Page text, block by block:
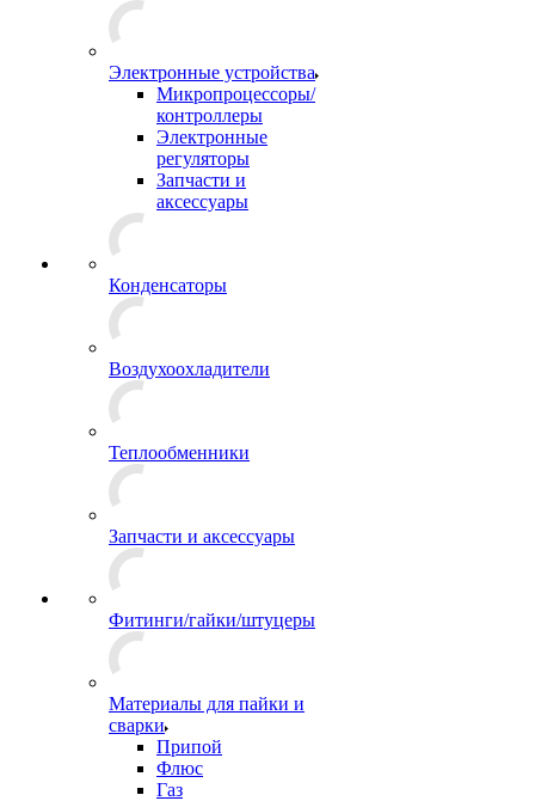
Электронные устройства
Микропроцессоры/
контроллеры
Электронные
регуляторы
Запчасти и
аксессуары
Конденсаторы
Воздухоохладители
Теплообменники
Запчасти и аксессуары
Фитинги/гайки/штуцеры
Материалы для пайки и
сварки
Припой
Флюс
Газ